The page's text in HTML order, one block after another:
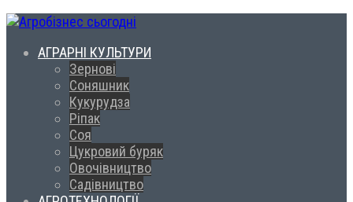
АГРАРНІ КУЛЬТУРИ
Зернові
Соняшник
Кукурудза
Ріпак
Соя
Цукровий буряк
Овочівництво
Садівництво